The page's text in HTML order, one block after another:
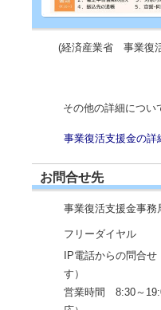
(経済産業省 事業復
その他の詳細について
事業復活支援金の詳
お問合せ先
事業復活支援金事務
フリーダイヤル
IP電話からの問合
す）
営業時間 8:30～